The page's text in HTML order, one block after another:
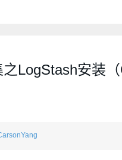
LogStash安装